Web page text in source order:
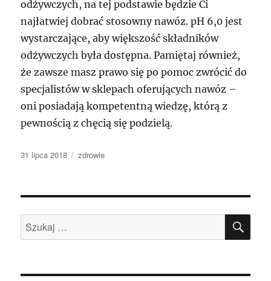
odżywczych, na tej podstawie będzie Ci
najłatwiej dobrać stosowny nawóz. pH 6,0 jest
wystarczające, aby większość składników
odżywczych była dostępna. Pamiętaj również,
że zawsze masz prawo się po pomoc zwrócić do
specjalistów w sklepach oferujących nawóz –
oni posiadają kompetentną wiedzę, którą z
pewnością z chęcią się podzielą.
Data
31 lipca 2018 Kategorie
zdrowie
Szukaj: